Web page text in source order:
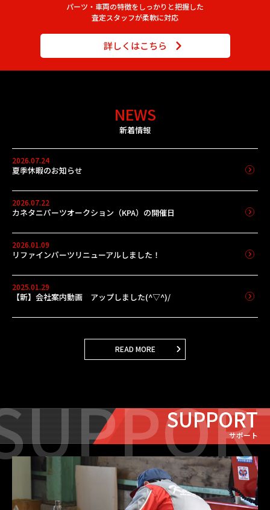
パーツ・車両の特徴をしっかりと把握した
査定スタッフが柔軟に対応
詳しくはこちら
NEWS
新着情報
2026.07.24
夏季休暇のお知らせ
2026.07.22
カネタニパーツオークション（KPA）の開催日
2026.01.09
リファインパーツリニューアルしました！
2025.01.29
【新】会社案内動画 アップしました(^▽^)/
READ MORE
SUPPORT
サポート